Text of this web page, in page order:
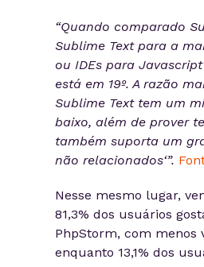
“Quando comparado
Sublime Text para a
ou IDEs para
está em 19º. A razão
Sublime Text tem um
baixo, além de prover
também suporta um
não relacionados‘”.
Nesse mesmo lugar,
81,3% dos usuários
PhpStorm, com menos
enquanto 13,1% dos